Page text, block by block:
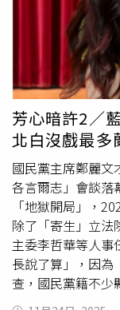
行為對國家防疫
陳珊霓已經擔任
任為主任，也是
任眼科部主任，
管理失能之情事。
心，一定要提供病
進行管理，例如
醫師，其中有人已
蘭假稱自己受台灣
院長問卷調查，包
跪等，在網路上
取，民事訴訟法官
回復名譽聲明。
姦」。（圖／讀
誠與夏米雅提出
被以加重誹謗罪
有人被韓傑儀欺
雅的婚姻，韓日前
者提供）韓傑儀回
陳明知事實卻故意
當高官，案件原先
刊記者做偽證，後
控訴部分，韓傑儀
身上花了5、
道她要向法官證明
婚後仍一同生活，
採取法律行動。
善團體「雪愛天
張票給育幼院孩
聯繫，並因此看
日，陳紹誠與朋
行，陳還與友人一
傑儀發現並拍照，
拍的」，還聲稱「
陳紹誠住處，警告
年12月11日，韓
丈夫，並拿出多張
夫妻關係，以及
離，他則將找媒體
拿出的照片中，還
將韓傑儀打發走後
住，夏則嚴正否認
動，調閱其住家
芳心暗許2／
北白沒戲最多
國民黨主席鄭麗文
各言爾志」會談落
「地獄開局」，
除了「寄生」立法
主委李哲華等人事
長說了算」，因為
查，國民黨籍不少
市新北市長侯友